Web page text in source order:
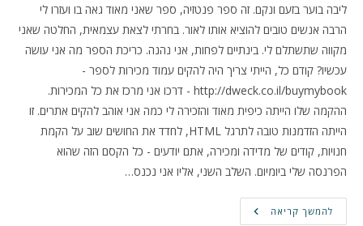
ליבה בוער בזעם ונקם. זה ספר פנטזיה, ספר שאני מאוד גאה בו ועזרו לי
הרבה אנשים טובים להוציא אותו לאור. בחרתי לצאת עצמאית, החלטה שאני
מקווה שתשתלם לי. בינתיים לפחות, אני נהנה. כריכת הספר מה אני עושה
עכשיו? קודם כל, הייתי צריך היה להקים עמוד מכירות לספר -
http://dweck.co.il/buymybook - דרכו אני מרכז את כל המכירות.
ההקמה שלו הייתה כיפית מאוד והזכירה לי כמה אני אוהב להקים אתרים. זו
הייתה הזדמנות טובה לתרגל HTML, לחדד את החושים שוב על הקמת
חנויות, קודים של מדידה ומכירה, אתם יודעים - כל הקסם הזה שהוא
הפרנסה שלי ביומיום. השלב השני, אליו אני נכנס…
להמשך קריאה ספר
הבכורה